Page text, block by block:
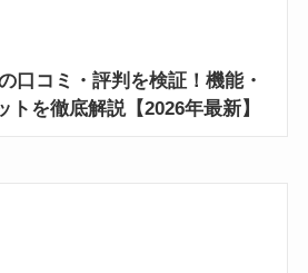
口コミ・評判を検証！機能・
トを徹底解説【2026年最新】